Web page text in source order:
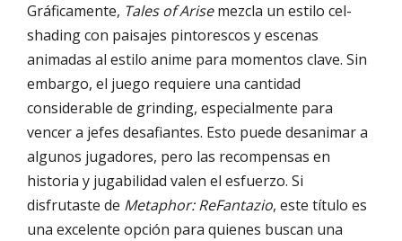
Gráficamente, Tales of Arisemezcla un estilo cel-
shading con paisajes pintorescos y escenas
animadas al estilo anime para momentos clave. Sin
embargo, el juego requiere una cantidad
considerable de grinding, especialmente para
vencer a jefes desafiantes. Esto puede desanimar a
algunos jugadores, pero las recompensas en
historia y jugabilidad valen el esfuerzo. Si
disfrutaste de Metaphor: ReFantazio, este título es
una excelente opción para quienes buscan una